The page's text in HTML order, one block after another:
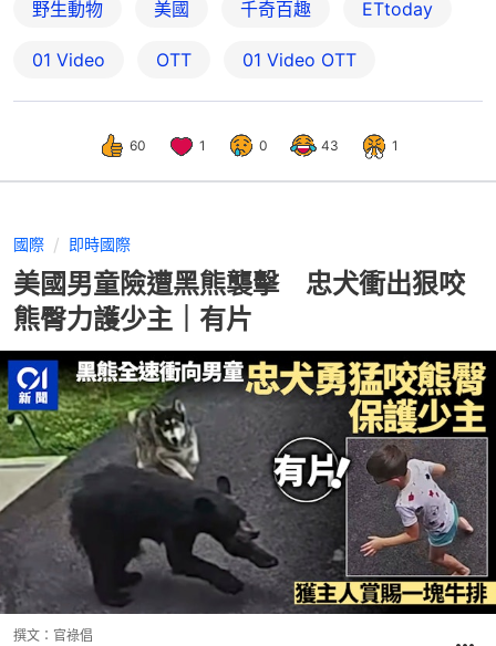
野生動物 美國 千奇百趣 ETtoday
01 Video OTT 01‌ ‌Video‌ ‌OTT
60 1 0 43 1
國際 即時國際
美國男童險遭黑熊襲擊 忠犬衝出狠咬
熊臀力護少主｜有片
撰文： 官祿倡